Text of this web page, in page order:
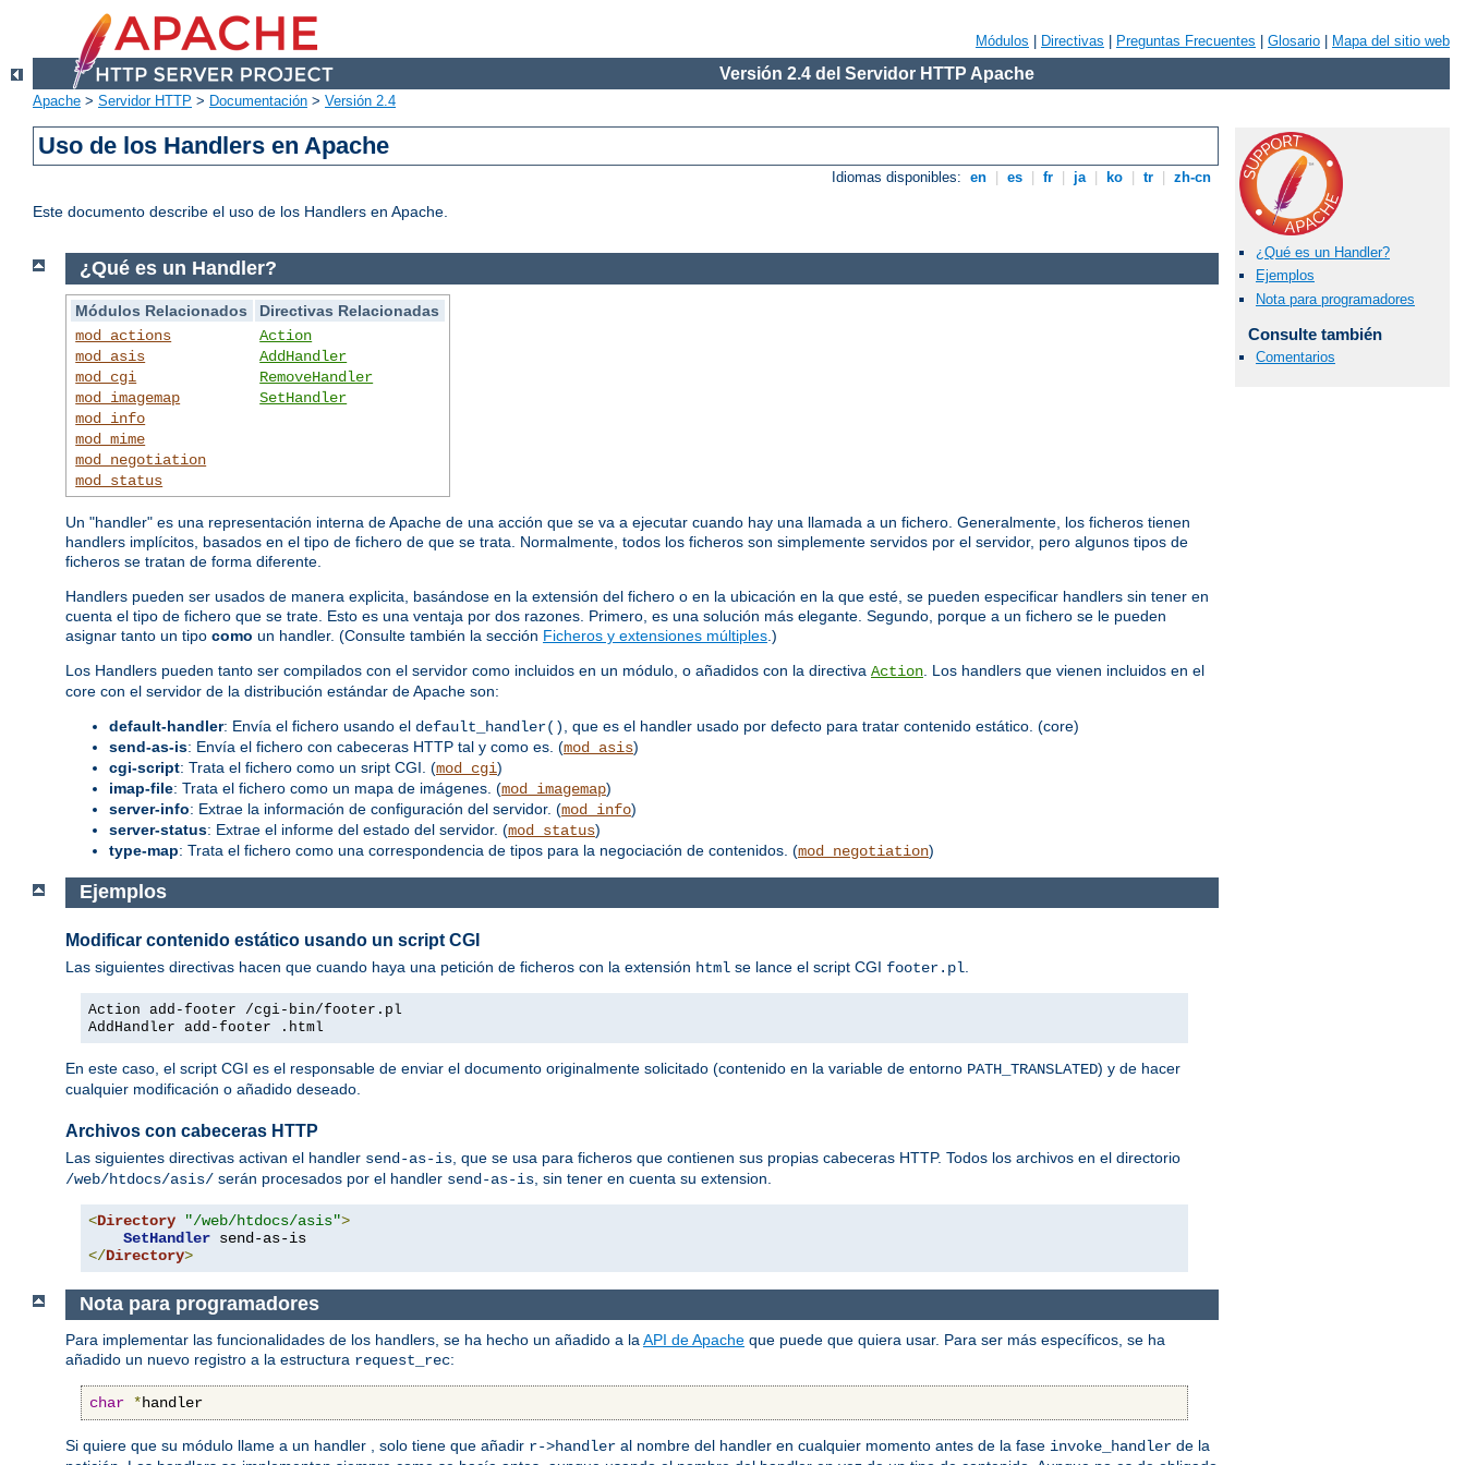
Módulos Directivas Preguntas Frecuentes Glosario Mapa del sitio web
Versión 2.4 del Servidor HTTP Apache
Apache > Servidor HTTP > Documentación > Versión 2.4
Uso de los Handlers en Apache
Idiomas disponibles: en es fr ja ko tr zh-cn
Este documento describe el uso de los Handlers en Apache.
¿Qué es un Handler?
Ejemplos
Nota para programadores
Consulte también
Comentarios
¿Qué es un Handler?
Módulos Relacionados
Directivas Relacionadas
mod_actions
mod_asis
mod_cgi
mod_imagemap
mod_info
mod_mime
mod_negotiation
mod_status
Action
AddHandler
RemoveHandler
SetHandler
Un "handler" es una representación interna de Apache de una acción que se va a ejecutar cuando hay una llamada a un fichero. Generalmente, los ficheros tienen
handlers implícitos, basados en el tipo de fichero de que se trata. Normalmente, todos los ficheros son simplemente servidos por el servidor, pero algunos tipos de
ficheros se tratan de forma diferente.
Handlers pueden ser usados de manera explicita, basándose en la extensión del fichero o en la ubicación en la que esté, se pueden especificar handlers sin tener en
cuenta el tipo de fichero que se trate. Esto es una ventaja por dos razones. Primero, es una solución más elegante. Segundo, porque a un fichero se le pueden
asignar tanto un tipo como un handler. (Consulte también la sección Ficheros y extensiones múltiples .)
Los Handlers pueden tanto ser compilados con el servidor como incluidos en un módulo, o añadidos con la directiva Action . Los handlers que vienen incluidos en el
core con el servidor de la distribución estándar de Apache son:
default-handler: Envía el fichero usando el default_handler()
, que es el handler usado por defecto para tratar contenido estático. (core)
send-as-is: Envía el fichero con cabeceras HTTP tal y como es. (mod_asis)
cgi-script: Trata el fichero como un sript CGI. (mod_cgi)
imap-file: Trata el fichero como un mapa de imágenes. (mod_imagemap)
server-info: Extrae la información de configuración del servidor. (mod_info)
server-status: Extrae el informe del estado del servidor. (mod_status)
type-map: Trata el fichero como una correspondencia de tipos para la negociación de contenidos. (mod_negotiation)
Ejemplos
Modificar contenido estático usando un script CGI
Las siguientes directivas hacen que cuando haya una petición de ficheros con la extensión html se lance el script CGI footer.pl.
Action add-footer /cgi-bin/footer.pl
AddHandler add-footer .html
En este caso, el script CGI es el responsable de enviar el documento originalmente solicitado (contenido en la variable de entorno PATH_TRANSLATED) y de hacer
cualquier modificación o añadido deseado.
Archivos con cabeceras HTTP
Las siguientes directivas activan el handler send-as-is, que se usa para ficheros que contienen sus propias cabeceras HTTP. Todos los archivos en el directorio
/web/htdocs/asis/ serán procesados por el handler send-as-is, sin tener en cuenta su extension.
<Directory "/web/htdocs/asis">
SetHandler
</Directory>
Nota para programadores
Para implementar las funcionalidades de los handlers, se ha hecho un añadido a la API de Apache que puede que quiera usar. Para ser más específicos, se ha
añadido un nuevo registro a la estructura request_rec:
char *handler
Si quiere que su módulo llame a un handler , solo tiene que añadir r->handler al nombre del handler en cualquier momento antes de la fase invoke_handler de la